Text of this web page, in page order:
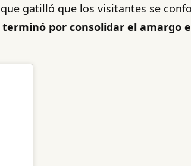
gatilló que los visitantes se
por consolidar el amargo